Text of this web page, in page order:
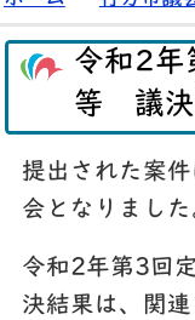
令和2年
等 議決
提出された案
会となりました
令和2年第3回
決結果は、関